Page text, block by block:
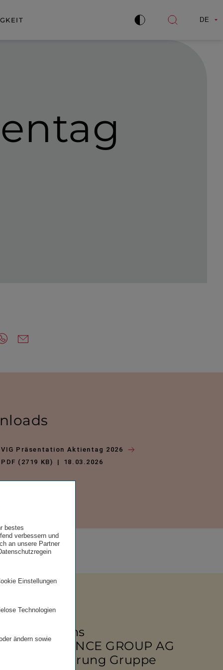
Kontrast
Suche
DE
VIG Präsentation Aktientag 2026
PDF (2719 KB)
18.03.2026
Relations
INSURANCE GROUP AG
Versicherung Gruppe
bestes
verbessern und
an unsere Partner
Einstellungen
Technologien
ändern sowie